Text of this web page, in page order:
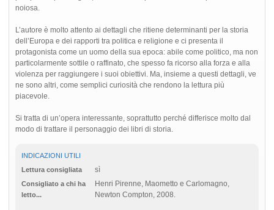
noiosa.
L’autore è molto attento ai dettagli che ritiene determinanti per la storia
dell’Europa e dei rapporti tra politica e religione e ci presenta il
protagonista come un uomo della sua epoca: abile come politico, ma non
particolarmente sottile o raffinato, che spesso fa ricorso alla forza e alla
violenza per raggiungere i suoi obiettivi. Ma, insieme a questi dettagli, ve
ne sono altri, come semplici curiosità che rendono la lettura più
piacevole.
Si tratta di un’opera interessante, soprattutto perché differisce molto dal
modo di trattare il personaggio dei libri di storia.
INDICAZIONI UTILI
Lettura consigliata
sì
Consigliato a chi ha
letto...
Henri Pirenne, Maometto e Carlomagno,
Newton Compton, 2008.